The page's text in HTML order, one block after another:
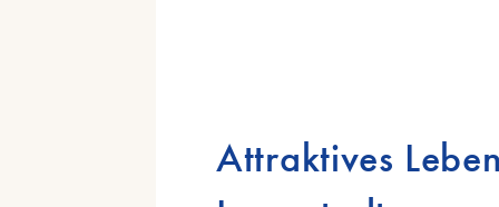
Attraktives